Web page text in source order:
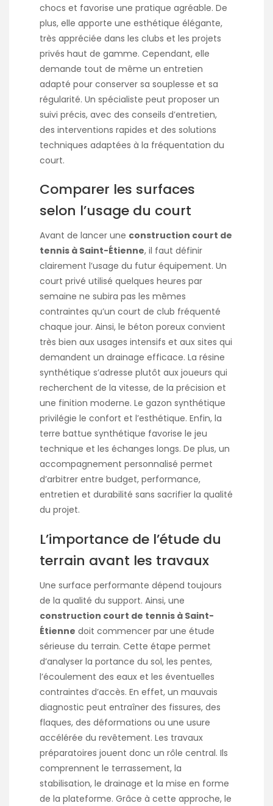
chocs et favorise une pratique agréable. De
plus, elle apporte une esthétique élégante,
très appréciée dans les clubs et les projets
privés haut de gamme. Cependant, elle
demande tout de même un entretien
adapté pour conserver sa souplesse et sa
régularité. Un spécialiste peut proposer un
suivi précis, avec des conseils d’entretien,
des interventions rapides et des solutions
techniques adaptées à la fréquentation du
court.
Comparer les surfaces
selon l’usage du court
Avant de lancer une construction court de
tennis à Saint-Étienne, il faut définir
clairement l’usage du futur équipement. Un
court privé utilisé quelques heures par
semaine ne subira pas les mêmes
contraintes qu’un court de club fréquenté
chaque jour. Ainsi, le béton poreux convient
très bien aux usages intensifs et aux sites qui
demandent un drainage efficace. La résine
synthétique s’adresse plutôt aux joueurs qui
recherchent de la vitesse, de la précision et
une finition moderne. Le gazon synthétique
privilégie le confort et l’esthétique. Enfin, la
terre battue synthétique favorise le jeu
technique et les échanges longs. De plus, un
accompagnement personnalisé permet
d’arbitrer entre budget, performance,
entretien et durabilité sans sacrifier la qualité
du projet.
L’importance de l’étude du
terrain avant les travaux
Une surface performante dépend toujours
de la qualité du support. Ainsi, une
construction court de tennis à Saint-
Étienne doit commencer par une étude
sérieuse du terrain. Cette étape permet
d’analyser la portance du sol, les pentes,
l’écoulement des eaux et les éventuelles
contraintes d’accès. En effet, un mauvais
diagnostic peut entraîner des fissures, des
flaques, des déformations ou une usure
accélérée du revêtement. Les travaux
préparatoires jouent donc un rôle central. Ils
comprennent le terrassement, la
stabilisation, le drainage et la mise en forme
de la plateforme. Grâce à cette approche, le